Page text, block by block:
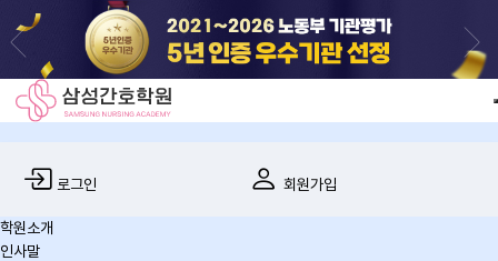
로그인 회원가입
학원소개
인사말
교육안내